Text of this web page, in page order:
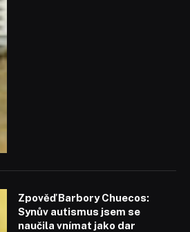
Zpověď Barbory Chuecos:
Synův autismus jsem se
naučila vnímat jako dar